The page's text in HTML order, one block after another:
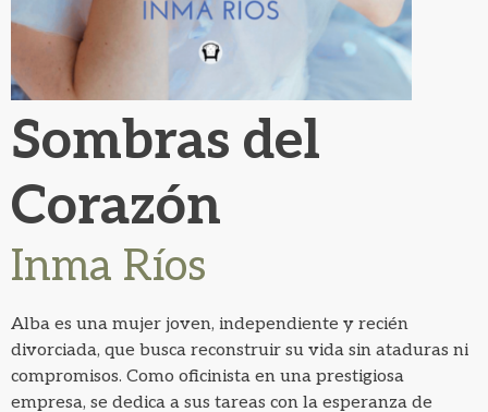
Sombras del
Corazón
Inma Ríos
Alba es una mujer joven, independiente y recién
divorciada, que busca reconstruir su vida sin ataduras ni
compromisos. Como oficinista en una prestigiosa
empresa, se dedica a sus tareas con la esperanza de